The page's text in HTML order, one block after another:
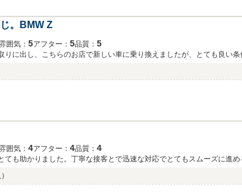
。BMW Z
囲気： 5アフター： 5品質： 5
りに出し、こちらのお店で新しい車に乗り換えましたが、とても良い
お気持ちから価格もかなり調整してくださったとのことでした。長い
になり不安な時期もありましたが、整備士の方が助手席に同乗してすぐに原因を突き
を購入する方が安心感を得やすいのは確かかもしれませんが、こちらのお店でも
した。認定中古車という選択肢ももちろんありだとは思いますが、コ
お世話になりたいと思います。
囲気： 4アフター： 4品質： 4
ても助かりました。丁寧な接客とで迅速な対応でとてもスムーズに進